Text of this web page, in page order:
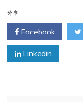
分享
Facebook
Linkedin